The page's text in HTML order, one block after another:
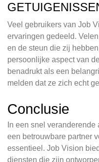
Veel gebruikers van Job
ervaringen gedeeld.
en de steun die zij
persoonlijke aspect van
benadrukt als een
melden dat ze zich echt
Conclusie
In een snel
een betrouwbare partner
essentieel. Job Vision
diensten die zijn